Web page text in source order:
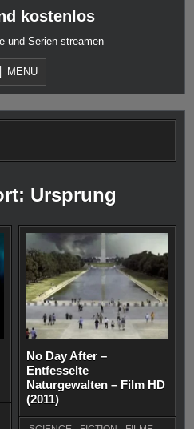
kostenlos
und Serien streamen
MENU
Ursprung
No Day After –
Entfesselte
Naturgewalten – Film HD
(2011)